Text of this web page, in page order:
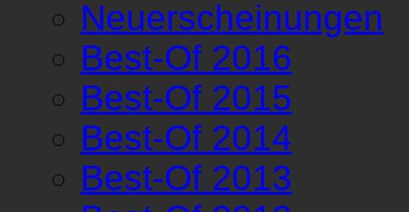
Neuerscheinungen
Best-Of 2016
Best-Of 2015
Best-Of 2014
Best-Of 2013